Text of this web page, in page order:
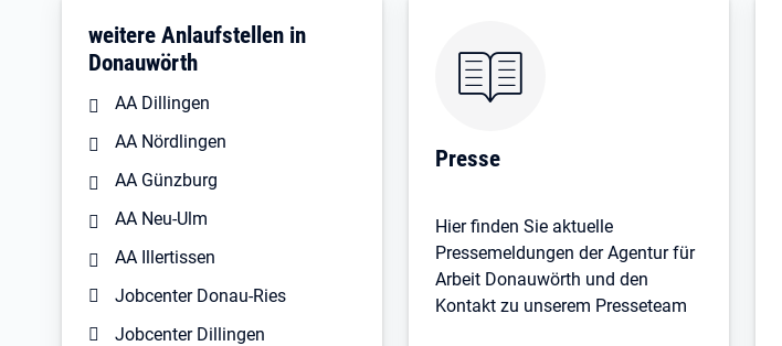
weitere Anlaufstellen in
Donauwörth
AA Dillingen
AA Nördlingen
AA Günzburg
AA Neu-Ulm
AA Illertissen
Jobcenter Donau-Ries
Jobcenter Dillingen
Presse
Hier finden Sie aktuelle
Pressemeldungen der Agentur für
Arbeit Donauwörth und den
Kontakt zu unserem Presseteam